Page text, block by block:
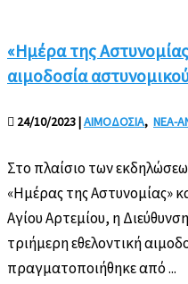
«Ημέρα της
αιμοδοσία
24/10/2023|ΑΙΜΟΔΟΣΙΑ, ΝΕΑ-
Στο πλαίσιο των
«Ημέρας της Αστυνομίας»
Αγίου Αρτεμίου, η
τριήμερη εθελοντική
πραγματοποιήθηκε από ...